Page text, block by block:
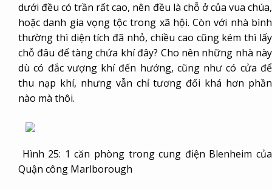
dưới đều có trần rất cao, nên đều là chỗ ở của vua chúa,
hoặc danh gia vọng tộc trong xã hội. Còn với nhà bình
thường thì diện tích đã nhỏ, chiều cao cũng kém thì lấy
chỗ đâu để tàng chứa khí đây? Cho nên những nhà này
dù có đắc vượng khí đến hướng, cũng như có cửa để
thu nạp khí, nhưng vẫn chỉ tương đối khá hơn phần
nào mà thôi.
Hình 25: 1 căn phòng trong cung điện Blenheim của
Quận công Marlborough